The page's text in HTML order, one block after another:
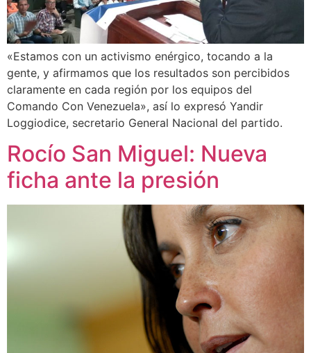
«Estamos con un activismo enérgico, tocando a la
gente, y afirmamos que los resultados son percibidos
claramente en cada región por los equipos del
Comando Con Venezuela», así lo expresó Yandir
Loggiodice, secretario General Nacional del partido.
Rocío San Miguel: Nueva
ficha ante la presión